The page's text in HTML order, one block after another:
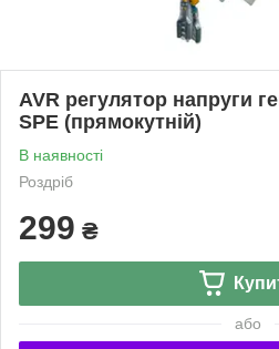
AVR регулятор напруги
SPE (прямокутній)
В наявності
Роздріб
299 ₴
або